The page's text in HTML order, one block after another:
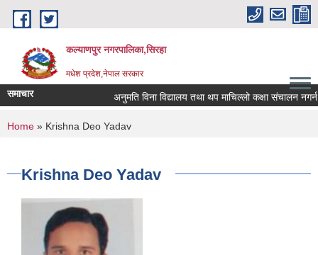
Skip to main content
कल्याणपुर नगरपालिका,सिरहा
मधेश प्रदेश,नेपाल सरकार
समाचार अनुमति विना विद्यालय तथा थप माचिल्लो कक्षा संचालन नगर्न
You are here
Home » Krishna Deo Yadav
Krishna Deo Yadav